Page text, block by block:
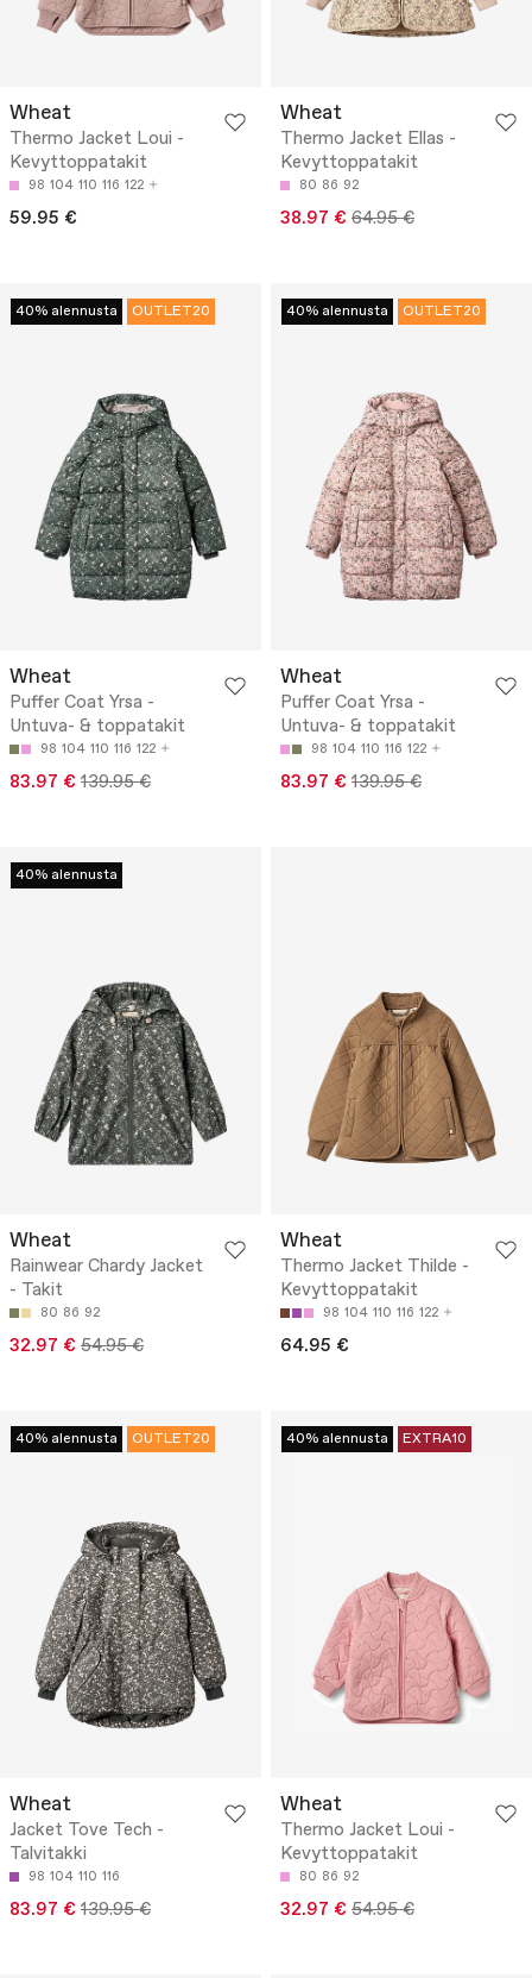
Wheat
Thermo Jacket Loui -
Kevyttoppatakit
98 104 110 116 122
59.95 €
Wheat
Thermo Jacket Ellas -
Kevyttoppatakit
80 86 92
38.97 € 64.95 €
40% alennusta OUTLET20
Wheat
Puffer Coat Yrsa -
Untuva- & toppatakit
98 104 110 116 122
83.97 € 139.95 €
40% alennusta OUTLET20
Wheat
Puffer Coat Yrsa -
Untuva- & toppatakit
98 104 110 116 122
83.97 € 139.95 €
40% alennusta
Wheat
Rainwear Chardy Jacket
- Takit
80 86 92
32.97 € 54.95 €
Wheat
Thermo Jacket Thilde -
Kevyttoppatakit
98 104 110 116 122
64.95 €
40% alennusta OUTLET20
Wheat
Jacket Tove Tech -
Talvitakki
98 104 110 116
83.97 € 139.95 €
40% alennusta EXTRA10
Wheat
Thermo Jacket Loui -
Kevyttoppatakit
80 86 92
32.97 € 54.95 €